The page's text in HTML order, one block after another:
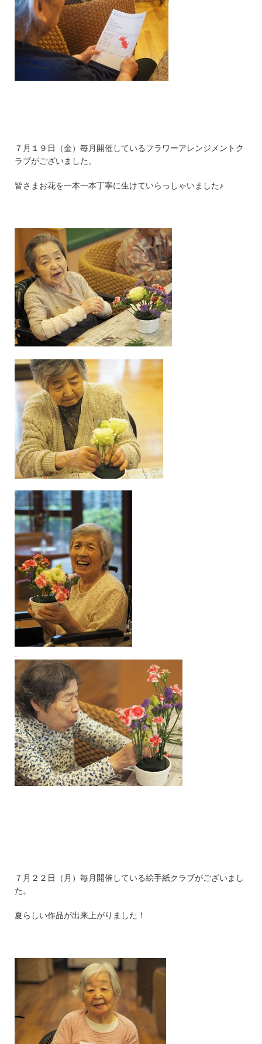
７月１９日（金）毎月開催しているフラワーアレンジメントク
ラブがございました。
皆さまお花を一本一本丁寧に生けていらっしゃいました♪
７月２２日（月）毎月開催している絵手紙クラブがございまし
た。
夏らしい作品が出来上がりました！